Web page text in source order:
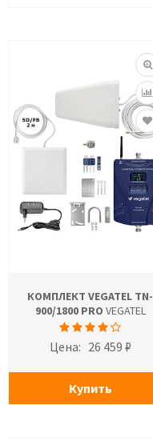
КОМПЛЕКТ VEGATEL TN-
900/1800 PRO VEGATEL
Цена: 26 459 ₽
Купить